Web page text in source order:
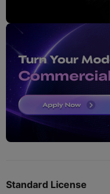
Standard License